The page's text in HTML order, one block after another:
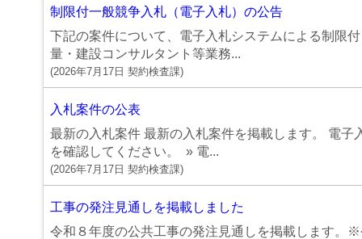
制限付一般競争入札（電子入札）の公告
下記の案件について、電子入札システムによる制
量・建設コンサルタント等業務...
(2026年7月17日 契約検査課)
入札案件の公表
最新の入札案件 最新の入札案件を掲載します。 電
を確認してください。 » 電...
(2026年7月17日 契約検査課)
工事の発注見通しを掲載しました
令和８年度の公共工事の発注見通しを掲載します。